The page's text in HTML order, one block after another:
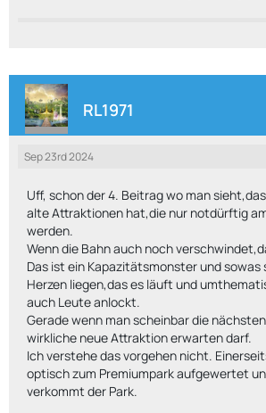
RL1971
Sep 23rd 2024
Uff, schon der 4. Beitrag wo man
alte Attraktionen hat,die nur notdürftig
werden.
Wenn die Bahn auch noch
Das ist ein Kapazitätsmonster und sowas
Herzen liegen,das es läuft und
auch Leute anlockt.
Gerade wenn man scheinbar die
wirkliche neue Attraktion erwarten darf.
Ich verstehe das vorgehen nicht.
optisch zum Premiumpark aufgewertet
verkommt der Park.